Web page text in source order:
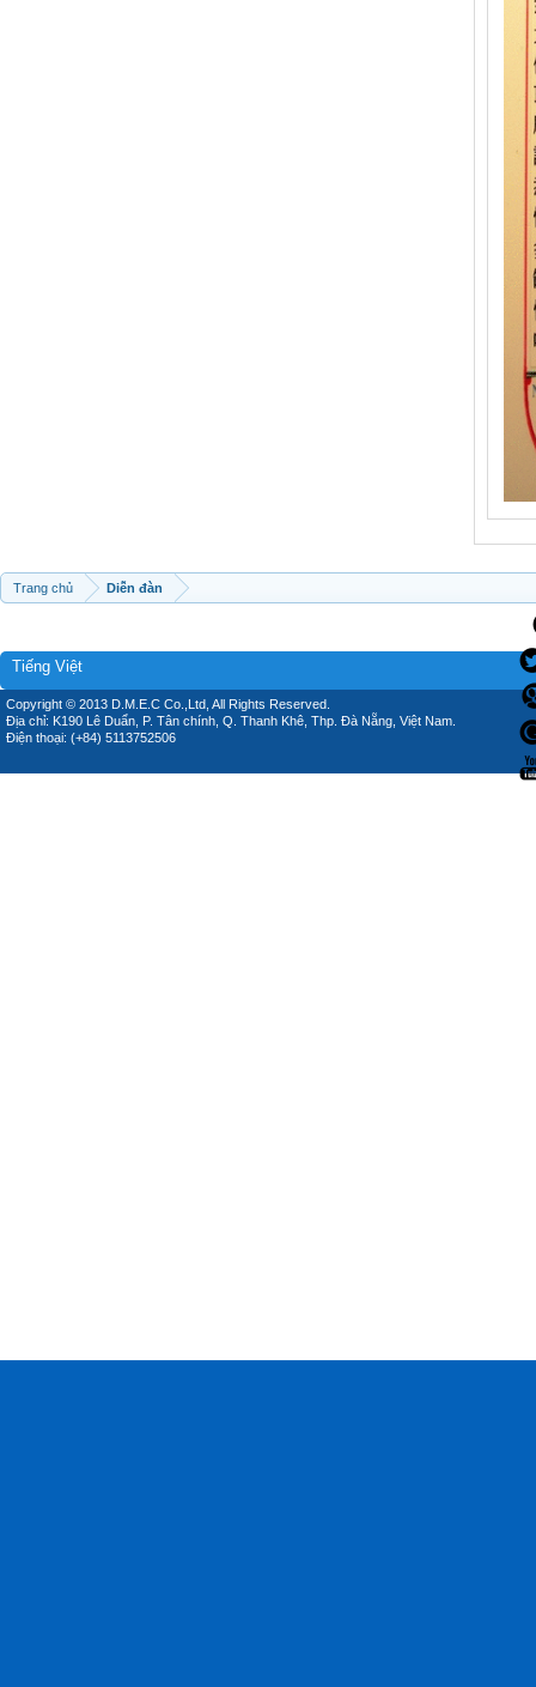
Trang chủ Diễn đàn
Tiếng Việt
Copyright © 2013 D.M.E.C Co.,Ltd, All Rights Reserved.
Địa chỉ: K190 Lê Duẩn, P. Tân chính, Q. Thanh Khê, Thp. Đà Nẵng, Việt Nam.
Điện thoại: (+84) 5113752506